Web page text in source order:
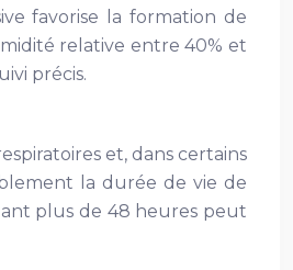
favorise la formation de
relative entre 40% et
précis.
et, dans certains
la durée de vie de
plus de 48 heures peut